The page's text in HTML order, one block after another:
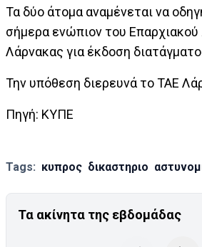
Τα δύο άτομα αναμένεται να
σήμερα ενώπιον του Επαρχιακού
Λάρνακας για έκδοση
Την υπόθεση διερευνά το ΤΑΕ
Πηγή: ΚΥΠΕ
Tags: κυπρος δικαστηριο
Τα ακίνητα της εβδομάδας